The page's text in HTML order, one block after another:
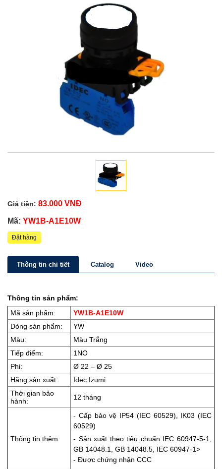
Giá tiền: 83.000 VNĐ
Mã: YW1B-A1E10W
Đặt hàng
Thông tin chi tiết Catalog Video
Thông tin sản phẩm:
Mã sản phẩm:
YW1B-A1E10W
Dòng sản phẩm:
YW
Màu:
Màu Trắng
Tiếp điểm:
1NO
Phi:
Ø 22 – Ø 25
Hãng sản xuất:
Idec Izumi
Thời gian bảo
hành:
12 tháng
Thông tin thêm:
- Cấp bảo vệ IP54 (IEC 60529), IK03 (IEC
60529)
- Sản xuất theo tiêu chuẩn IEC 60947-5-1,
GB 14048.1, GB 14048.5, IEC 60947-1>
- Được chứng nhận CCC